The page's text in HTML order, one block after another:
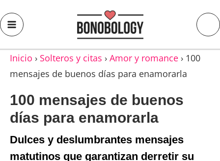
Inicio › Solteros y citas › Amor y romance › 100
mensajes de buenos días para enamorarla
100 mensajes de buenos
días para enamorarla
Dulces y deslumbrantes mensajes
matutinos que garantizan derretir su